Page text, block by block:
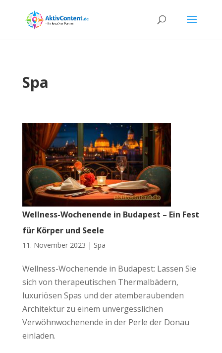
Spa
Wellness-Wochenende in Budapest – Ein Fest
für Körper und Seele
11. November 2023 | Spa
Wellness-Wochenende in Budapest: Lassen Sie
sich von therapeutischen Thermalbädern,
luxuriösen Spas und der atemberaubenden
Architektur zu einem unvergesslichen
Verwöhnwochenende in der Perle der Donau
einladen.